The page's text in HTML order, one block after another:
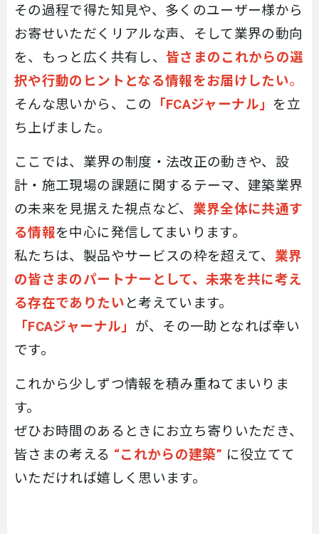
その過程で得た知見や、多くのユーザー様から
お寄せいただくリアルな声、そして業界の動向
を、もっと広く共有し、 皆さまのこれからの選
択や行動のヒントとなる情報をお届けしたい。
そんな思いから、この
「 FCAジャーナル」 を立
ち上げました。
ここでは、業界の制度・法改正の動きや、設
計・施工現場の課題に関するテーマ、建築業界
の未来を見据えた視点など、 業界全体に共通す
る情報を中心に発信してまいります。
私たちは、製品やサービスの枠を超えて、 業界
の皆さまのパートナーとして、未来を共に考え
る存在でありたい と考えています。
「 FCAジャーナル」 が、その一助となれば幸い
です。
これから少しずつ情報を積み重ねてまいりま
す。
ぜひお時間のあるときにお立ち寄りいただき、
皆さまの考える “これからの建築” に役立てて
いただければ嬉しく思います。